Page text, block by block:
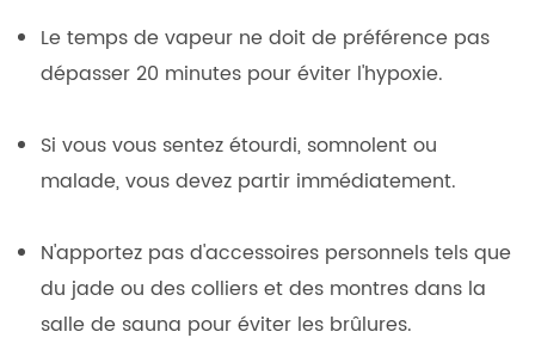
Le temps de vapeur ne doit de préférence pas
dépasser 20 minutes pour éviter l'hypoxie.
Si vous vous sentez étourdi, somnolent ou
malade, vous devez partir immédiatement.
N'apportez pas d'accessoires personnels tels que
du jade ou des colliers et des montres dans la
salle de sauna pour éviter les brûlures.